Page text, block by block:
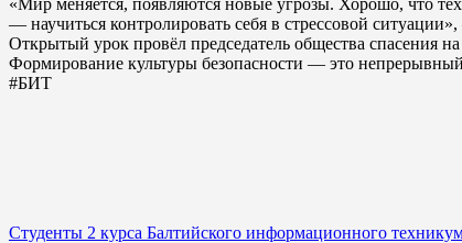
— научиться контролировать себя в стрессовой
Открытый урок провёл председатель общества
Формирование культуры безопасности — это
#БИТ
Навигация
Студенты 2 курса Балтийского информационного